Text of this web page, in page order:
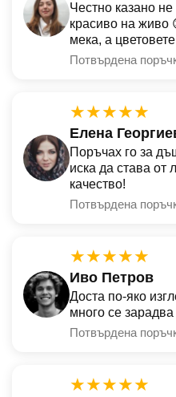
Честно казано
красиво на живо
мека, а
Потвърдена
★★★★★
Елена
Поръчах го за
иска да става от
качество!
Потвърдена
★★★★★
Иво Петров
Доста по-яко
много се зарадва
Потвърдена
★★★★★